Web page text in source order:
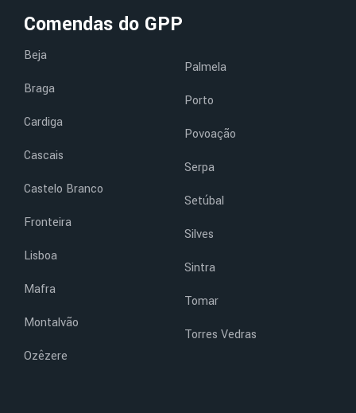
Comendas do GPP
Beja
Braga
Cardiga
Cascais
Castelo Branco
Fronteira
Lisboa
Mafra
Montalvão
Ozêzere
Palmela
Porto
Povoação
Serpa
Setúbal
Silves
Sintra
Tomar
Torres Vedras